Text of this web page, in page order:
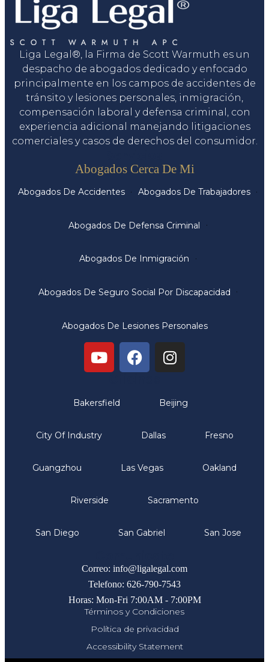
Liga Legal®, la Firma de Scott Warmuth es un
despacho de abogados dedicado y enfocado
principalmente en los campos de accidentes de
tránsito y lesiones personales, inmigración,
compensación laboral y defensa criminal, con
experiencia adicional manejando litigaciones
comerciales y casos de derechos del consumidor.
Abogados Cerca De Mi
Abogados De Accidentes Abogados De Trabajadores
Abogados De Defensa Criminal
Abogados De Inmigración
Abogados De Seguro Social Por Discapacidad
Abogados De Lesiones Personales
Bakersfield Beijing
City Of Industry Dallas Fresno
Guangzhou Las Vegas Oakland
Riverside Sacramento
San Diego San Gabriel San Jose
Correo: info@ligalegal.com
Telefono: 626-790-7543
Horas: Mon-Fri 7:00AM - 7:00PM
Términos y Condiciones
Política de privacidad
Accessibility Statement